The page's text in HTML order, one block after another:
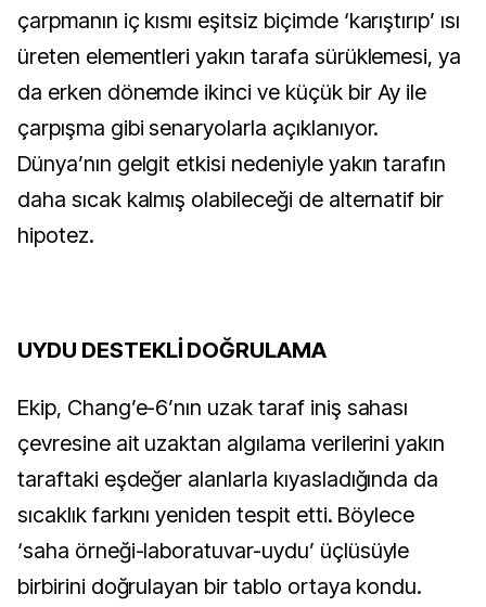
çarpmanın iç kısmı eşitsiz biçimde ‘karıştırıp’ ısı
üreten elementleri yakın tarafa sürüklemesi, ya
da erken dönemde ikinci ve küçük bir Ay ile
çarpışma gibi senaryolarla açıklanıyor.
Dünya’nın gelgit etkisi nedeniyle yakın tarafın
daha sıcak kalmış olabileceği de alternatif bir
hipotez.
UYDU DESTEKLİ DOĞRULAMA
Ekip, Chang’e-6’nın uzak taraf iniş sahası
çevresine ait uzaktan algılama verilerini yakın
taraftaki eşdeğer alanlarla kıyasladığında da
sıcaklık farkını yeniden tespit etti. Böylece
‘saha örneği-laboratuvar-uydu’ üçlüsüyle
birbirini doğrulayan bir tablo ortaya kondu.